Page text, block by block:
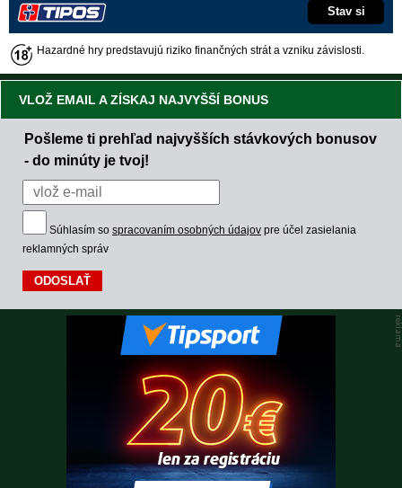
Stav si
Hazardné hry predstavujú riziko finančných strát a vzniku závislosti.
VLOŽ EMAIL A ZÍSKAJ NAJVYŠŠÍ BONUS
Pošleme ti prehľad najvyšších stávkových bonusov
- do minúty je tvoj!
Súhlasím so spracovaním osobných údajov pre účel zasielania
reklamných správ